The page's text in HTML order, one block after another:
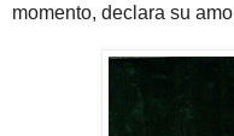
momento, declara su